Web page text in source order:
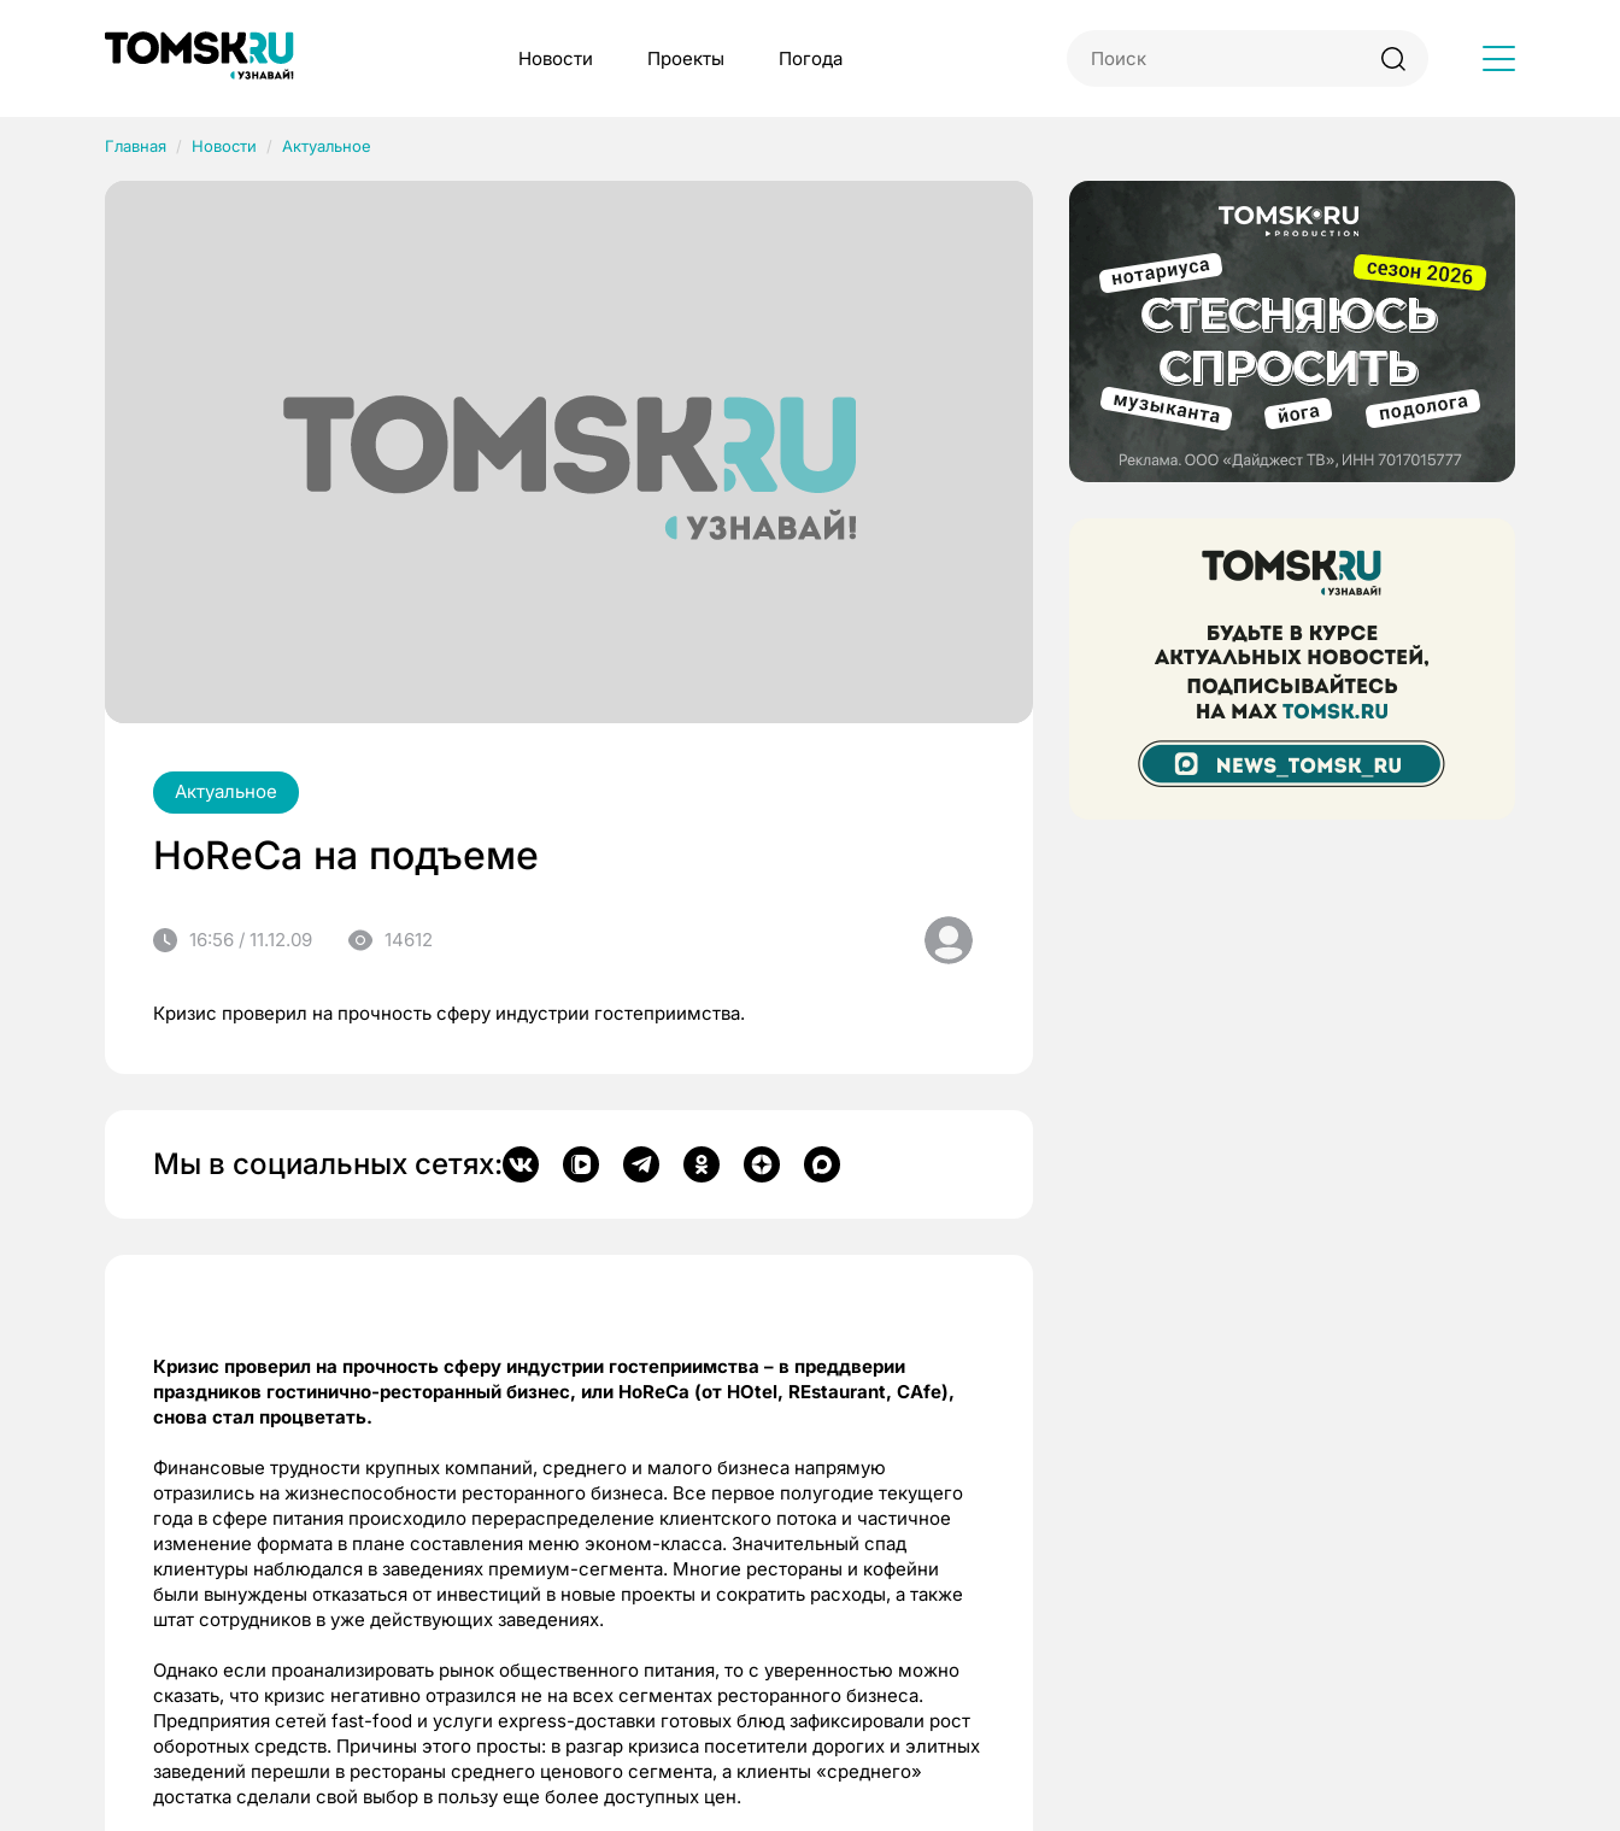
Новости Проекты Погода
Главная Новости Актуальное
Актуальное
HoReCa на подъеме
16:56 / 11.12.09 14612
Кризис проверил на прочность сферу индустрии гостеприимства.
Мы в социальных сетях:
Кризис проверил на прочность сферу индустрии гостеприимства – в преддверии
праздников гостинично-ресторанный бизнес, или HoReCa (от HOtel, REstaurant, CAfe),
снова стал процветать.
Финансовые трудности крупных компаний, среднего и малого бизнеса напрямую
отразились на жизнеспособности ресторанного бизнеса. Все первое полугодие текущего
года в сфере питания происходило перераспределение клиентского потока и частичное
изменение формата в плане составления меню эконом-класса. Значительный спад
клиентуры наблюдался в заведениях премиум-сегмента. Многие рестораны и кофейни
были вынуждены отказаться от инвестиций в новые проекты и сократить расходы, а также
штат сотрудников в уже действующих заведениях.
Однако если проанализировать рынок общественного питания, то с уверенностью можно
сказать, что кризис негативно отразился не на всех сегментах ресторанного бизнеса.
Предприятия сетей fast-food и услуги express-доставки готовых блюд зафиксировали рост
оборотных средств. Причины этого просты: в разгар кризиса посетители дорогих и элитных
заведений перешли в рестораны среднего ценового сегмента, а клиенты «среднего»
достатка сделали свой выбор в пользу еще более доступных цен.
Рубрики